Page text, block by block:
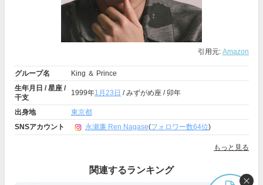
引用元: Amazon
グループ名
King ＆ Prince
生年月日 / 星座 /
干支
1999年1月23日 / みずがめ座 / 卯年
出身地
東京都
SNSアカウント
永瀬廉 Ren Nagase(フォロワー数64位)
もっと見る
関連するランキング